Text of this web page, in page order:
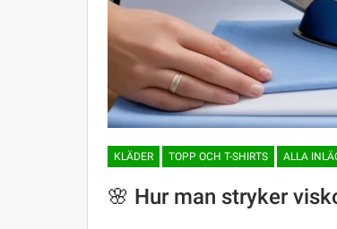
KLÄDER TOPP OCH T-SHIRTS ALLA
🌸 Hur man stryker